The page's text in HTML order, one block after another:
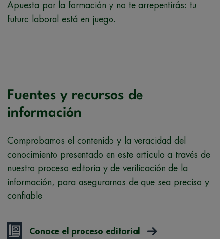
Apuesta por la formación y no te arrepentirás: tu
futuro laboral está en juego.
Fuentes y recursos de
información
Comprobamos el contenido y la veracidad del
conocimiento presentado en este artículo a través de
nuestro proceso editoria y de verificación de la
información, para asegurarnos de que sea preciso y
confiable
Conoce el proceso editorial